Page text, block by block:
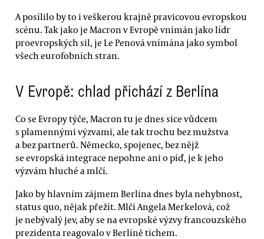
A posílilo by to i veškerou krajně pravicovou evropskou
scénu. Tak jako je Macron v Evropě vnímán jako lídr
proevropských sil, je Le Penová vnímána jako symbol
všech eurofobních stran.
V Evropě: chlad přichází z Berlína
Co se Evropy týče, Macron tu je dnes sice vůdcem
s plamennými výzvami, ale tak trochu bez mužstva
a bez partnerů. Německo, spojenec, bez nějž
se evropská integrace nepohne ani o píď, je k jeho
výzvám hluché a mlčí.
Jako by hlavním zájmem Berlína dnes byla nehybnost,
status quo, nějak přežít. Mlčí Angela Merkelová, což
je nebývalý jev, aby se na evropské výzvy francouzského
prezidenta reagovalo v Berlíně tichem.